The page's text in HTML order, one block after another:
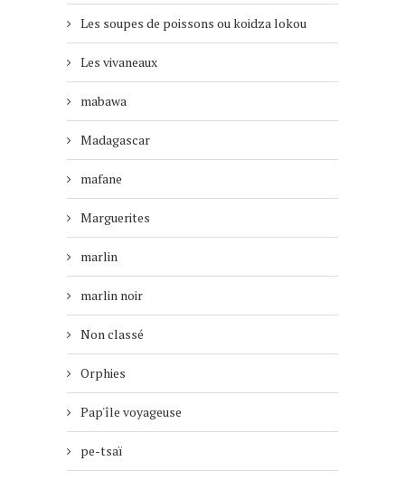
Les soupes de poissons ou koidza lokou
Les vivaneaux
mabawa
Madagascar
mafane
Marguerites
marlin
marlin noir
Non classé
Orphies
Pap'île voyageuse
pe-tsaï